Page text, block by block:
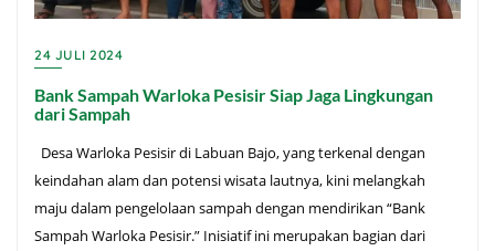
24 JULI 2024
Bank Sampah Warloka Pesisir Siap Jaga Lingkungan
dari Sampah
Desa Warloka Pesisir di Labuan Bajo, yang terkenal dengan
keindahan alam dan potensi wisata lautnya, kini melangkah
maju dalam pengelolaan sampah dengan mendirikan “Bank
Sampah Warloka Pesisir.” Inisiatif ini merupakan bagian dari